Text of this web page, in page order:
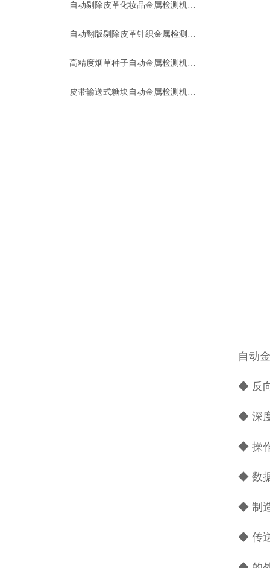
自动剔除皮革化妆品金属检测机支持定制
自动翻版剔除皮革针织金属检测机生产厂家
高精度烟草种子自动金属检测机设备
皮带输送式糖块自动金属检测机厂家
自动
◆ 反
◆ 深
◆ 操
◆ 数
◆ 制
◆ 传